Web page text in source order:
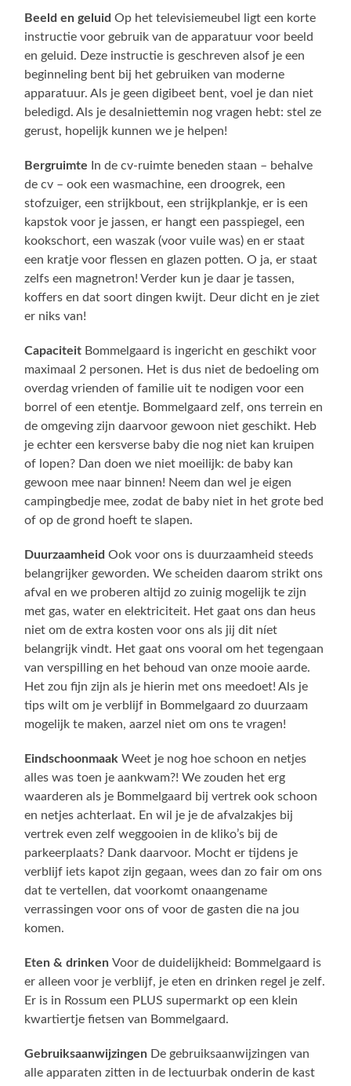
Beeld en geluidOp het televisiemeubel ligt een korte
instructie voor gebruik van de apparatuur voor beeld
en geluid. Deze instructie is geschreven alsof je een
beginneling bent bij het gebruiken van moderne
apparatuur. Als je geen digibeet bent, voel je dan niet
beledigd. Als je desalniettemin nog vragen hebt: stel ze
gerust, hopelijk kunnen we je helpen!
Bergruimte In de cv-ruimte beneden staan – behalve
de cv – ook een wasmachine, een droogrek, een
stofzuiger, een strijkbout, een strijkplankje, er is een
kapstok voor je jassen, er hangt een passpiegel, een
kookschort, een waszak (voor vuile was) en er staat
een kratje voor flessen en glazen potten. O ja, er staat
zelfs een magnetron! Verder kun je daar je tassen,
koffers en dat soort dingen kwijt. Deur dicht en je ziet
er niks van!
Capaciteit Bommelgaard is ingericht en geschikt voor
maximaal 2 personen. Het is dus niet de bedoeling om
overdag vrienden of familie uit te nodigen voor een
borrel of een etentje. Bommelgaard zelf, ons terrein en
de omgeving zijn daarvoor gewoon niet geschikt. Heb
je echter een kersverse baby die nog niet kan kruipen
of lopen? Dan doen we niet moeilijk: de baby kan
gewoon mee naar binnen! Neem dan wel je eigen
campingbedje mee, zodat de baby niet in het grote bed
of op de grond hoeft te slapen.
DuurzaamheidOok voor ons is duurzaamheid steeds
belangrijker geworden. We scheiden daarom strikt ons
afval en we proberen altijd zo zuinig mogelijk te zijn
met gas, water en elektriciteit. Het gaat ons dan heus
niet om de extra kosten voor ons als jij dit níet
belangrijk vindt. Het gaat ons vooral om het tegengaan
van verspilling en het behoud van onze mooie aarde.
Het zou fijn zijn als je hierin met ons meedoet! Als je
tips wilt om je verblijf in Bommelgaard zo duurzaam
mogelijk te maken, aarzel niet om ons te vragen!
Eindschoonmaak Weet je nog hoe schoon en netjes
alles was toen je aankwam?! We zouden het erg
waarderen als je Bommelgaard bij vertrek ook schoon
en netjes achterlaat. En wil je je de afvalzakjes bij
vertrek even zelf weggooien in de kliko’s bij de
parkeerplaats? Dank daarvoor. Mocht er tijdens je
verblijf iets kapot zijn gegaan, wees dan zo fair om ons
dat te vertellen, dat voorkomt onaangename
verrassingen voor ons of voor de gasten die na jou
komen.
Eten & drinkenVoor de duidelijkheid: Bommelgaard is
er alleen voor je verblijf, je eten en drinken regel je zelf.
Er is in Rossum een PLUS supermarkt op een klein
kwartiertje fietsen van Bommelgaard.
Gebruiksaanwijzingen De gebruiksaanwijzingen van
alle apparaten zitten in de lectuurbak onderin de kast